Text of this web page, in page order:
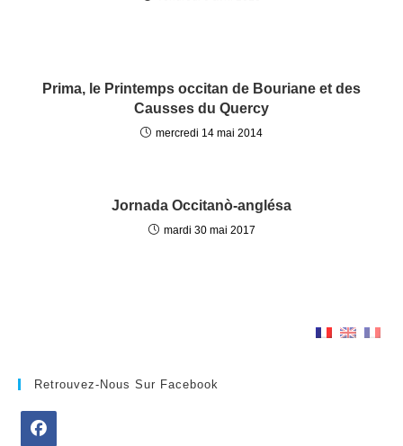
Prima, le Printemps occitan de Bouriane et des
Causses du Quercy
mercredi 14 mai 2014
Jornada Occitanò-anglésa
mardi 30 mai 2017
Retrouvez-Nous Sur Facebook